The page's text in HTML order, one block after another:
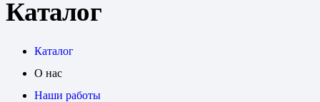
Каталог
Каталог
О нас
Наши работы